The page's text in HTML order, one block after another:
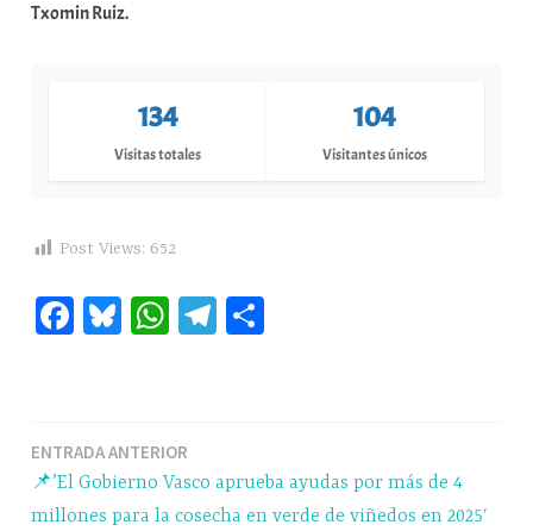
Txomin Ruiz.
134
Visitas totales
104
Visitantes únicos
Post Views: 652
Fa Bl W
pp
Te
m rti
r
Navegación
de
ENTRADA ANTERIOR
📌’El Gobierno Vasco aprueba ayudas por más de 4
millones para la cosecha en verde de viñedos en 2025′